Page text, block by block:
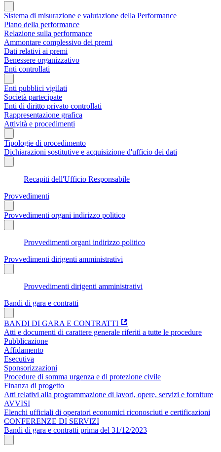
Sistema di misurazione e valutazione della Performance
Piano della performance
Relazione sulla performance
Ammontare complessivo dei premi
Dati relativi ai premi
Benessere organizzativo
Enti controllati
Enti pubblici vigilati
Società partecipate
Enti di diritto privato controllati
Rappresentazione grafica
Attività e procedimenti
Tipologie di procedimento
Dichiarazioni sostitutive e acquisizione d'ufficio dei dati
Recapiti dell'Ufficio Responsabile
Provvedimenti
Provvedimenti organi indirizzo politico
Provvedimenti organi indirizzo politico
Provvedimenti dirigenti amministrativi
Provvedimenti dirigenti amministrativi
Bandi di gara e contratti
BANDI DI GARA E CONTRATTI
Atti e documenti di carattere generale riferiti a tutte le procedure
Pubblicazione
Affidamento
Esecutiva
Sponsorizzazioni
Procedure di somma urgenza e di protezione civile
Finanza di progetto
Atti relativi alla programmazione di lavori, opere, servizi e forniture
AVVISI
Elenchi ufficiali di operatori economici riconosciuti e certificazioni
CONFERENZE DI SERVIZI
Bandi di gara e contratti prima del 31/12/2023